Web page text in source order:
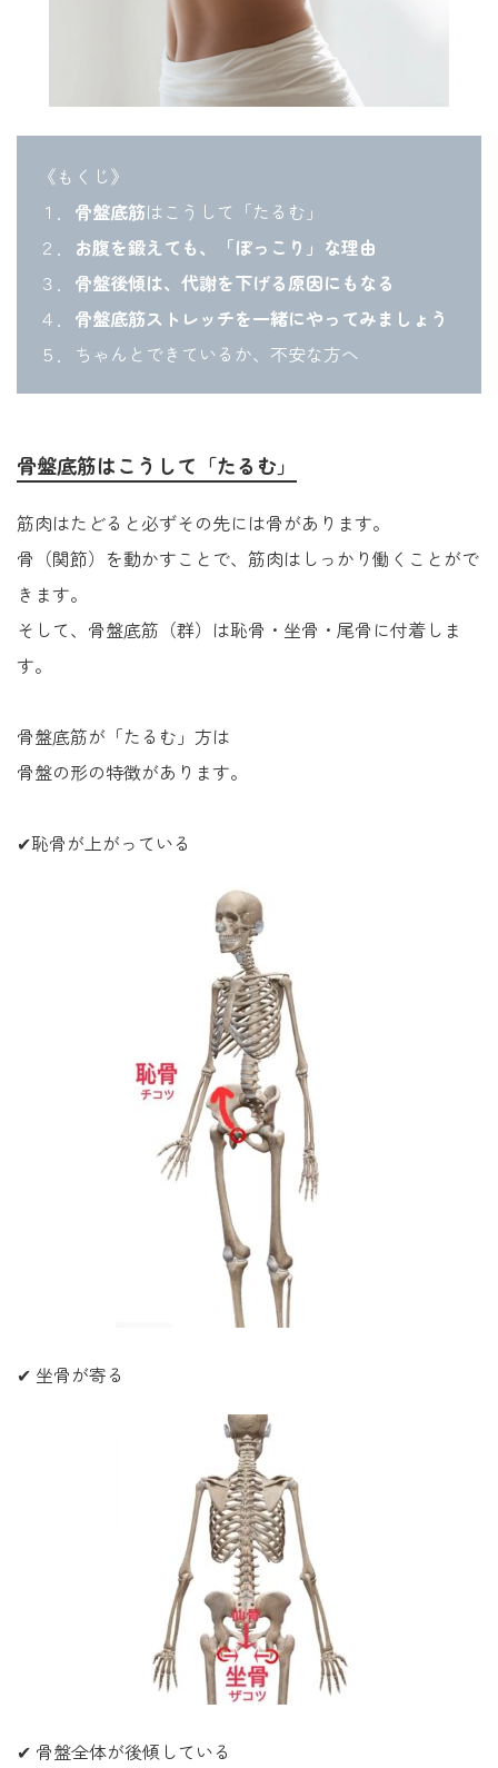
《もくじ》
１． 骨盤底筋はこうして「たるむ」
２． お腹を鍛えても、「ぽっこり」な理由
３． 骨盤後傾は、代謝を下げる原因にもなる
４． 骨盤底筋ストレッチを一緒にやってみましょう
５．ちゃんとできているか、不安な方へ
骨盤底筋はこうして「たるむ」
筋肉はたどると必ずその先には骨があります。
骨（関節）を動かすことで、筋肉はしっかり働くことがで
きます。
そして、骨盤底筋（群）は恥骨・坐骨・尾骨に付着しま
す。
骨盤底筋が「たるむ」方は
骨盤の形の特徴があります。
✔恥骨が上がっている
✔ 坐骨が寄る
✔ 骨盤全体が後傾している